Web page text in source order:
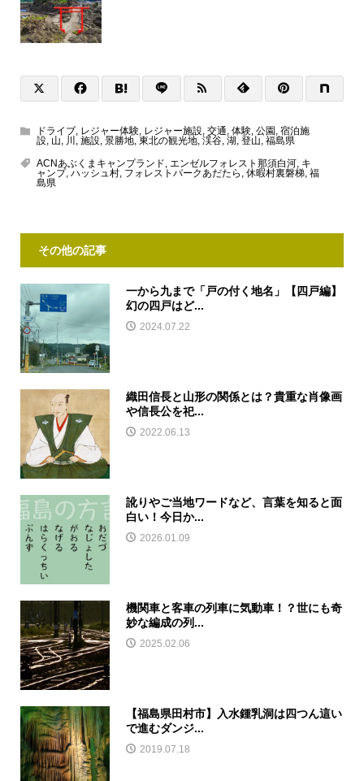
ドライブ, レジャー体験, レジャー施設, 交通 体験, 公園 宿泊施
設, 山 川 施設, 景勝地, 東北の観光地, 渓谷, 湖, 登山 福島県
ACNあぶくまキャンプランド エンゼルフォレスト那須白河, キ
ャンプ, ハッシュ村, フォレストパークあだたら 休暇村裏磐梯, 福
島県
その他の記事
一から九まで「戸の付く地名」【四戸編】
幻の四戸はど...
2024.07.22
織田信長と山形の関係とは？貴重な肖像画
や信長公を祀...
2022.06.13
訛りやご当地ワードなど、言葉を知ると面
白い！今日か...
2026.01.09
機関車と客車の列車に気動車！？世にも奇
妙な編成の列...
2025.02.06
【福島県田村市】入水鍾乳洞は四つん這い
で進むダンジ...
2019.07.18